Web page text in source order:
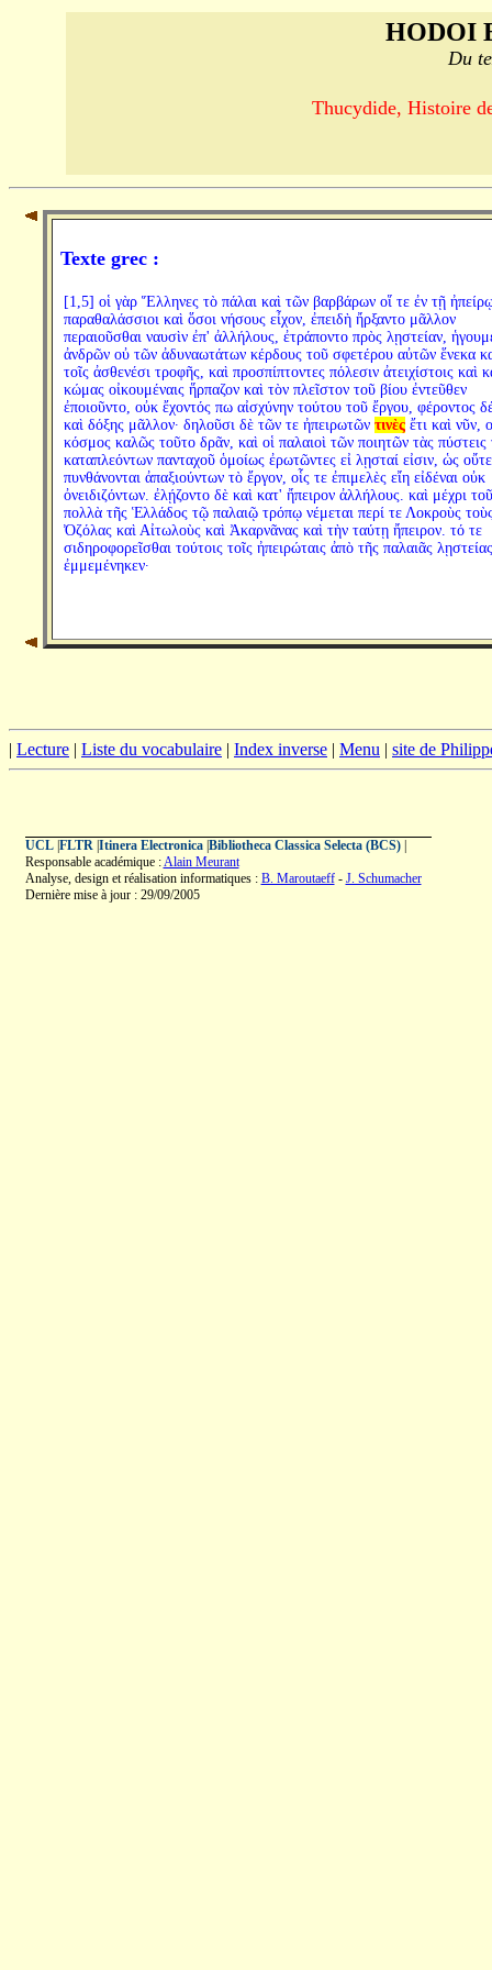
HODOI
Du
Thucydide, Histoire
Texte grec :
[1,5] οἱ γὰρ Ἕλληνες τὸ πάλαι καὶ τῶν βαρβάρων οἵ τε ἐν τῇ
παραθαλάσσιοι καὶ ὅσοι νήσους εἶχον, ἐπειδὴ ἤρξαντο μᾶλλον
περαιοῦσθαι ναυσὶν ἐπ' ἀλλήλους, ἐτράποντο πρὸς λῃστείαν,
ἀνδρῶν οὐ τῶν ἀδυναωτάτων κέρδους τοῦ σφετέρου αὐτῶν ἕνεκα
τοῖς ἀσθενέσι τροφῆς, καὶ προσπίπτοντες πόλεσιν ἀτειχίστοις καὶ
κώμας οἰκουμέναις ἥρπαζον καὶ τὸν πλεῖστον τοῦ βίου ἐντεῦθεν
ἐποιοῦντο, οὐκ ἔχοντός πω αἰσχύνην τούτου τοῦ ἔργου, φέροντος
καὶ δόξης μᾶλλον· δηλοῦσι δὲ τῶν τε ἠπειρωτῶν τινὲςἔτι καὶ νῦν,
κόσμος καλῶς τοῦτο δρᾶν, καὶ οἱ παλαιοὶ τῶν ποιητῶν τὰς πύστεις
καταπλεόντων πανταχοῦ ὁμοίως ἐρωτῶντες εἰ λῃσταί εἰσιν, ὡς
πυνθάνονται ἀπαξιούντων τὸ ἔργον, οἷς τε ἐπιμελὲς εἴη εἰδέναι οὐκ
ὀνειδιζόντων. ἐλῄζοντο δὲ καὶ κατ' ἤπειρον ἀλλήλους. καὶ μέχρι
πολλὰ τῆς Ἑλλάδος τῷ παλαιῷ τρόπῳ νέμεται περί τε Λοκροὺς
Ὀζόλας καὶ Αἰτωλοὺς καὶ Ἀκαρνᾶνας καὶ τὴν ταύτῃ ἤπειρον. τό τε
σιδηροφορεῖσθαι τούτοις τοῖς ἠπειρώταις ἀπὸ τῆς παλαιᾶς λῃστείας
ἐμμεμένηκεν·
| Lecture | Liste du vocabulaire | Index inverse | Menu | site de
UCL| FLTR| Itinera Electronica| Bibliotheca Classica Selecta (BCS)|
Responsable académique :Alain Meurant
Analyse, design et réalisation informatiques : B. Maroutaeff- J. Schumacher
Dernière mise à jour : 29/09/2005